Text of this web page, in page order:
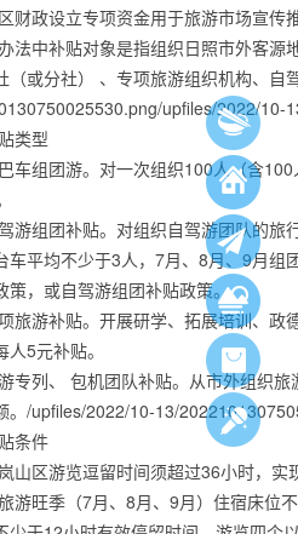
财政设立专项资金用于旅游市场宣传
法中补贴对象是指组织日照市外客
（或分社） 、专项旅游组织机构、
upfiles/2022/10-
类型
车组团游。对一次组织100人（含
游组团补贴。对组织自驾游团队的
车平均不少于3人，7月、8月、9月
策，或自驾游组团补贴政策。
旅游补贴。开展研学、拓展培训、
5元补贴。
专列、 包机团队补贴。从市外组织
。/upfiles/2022/10-13/
条件
山区游览逗留时间须超过36小时，
游旺季（7月、8月、9月）住宿床位